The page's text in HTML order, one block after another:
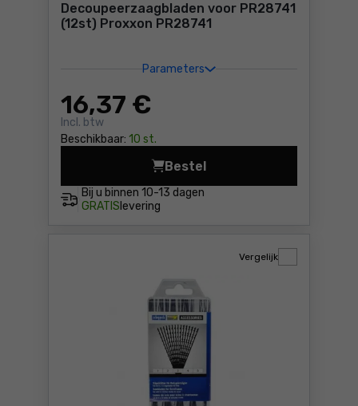
Decoupeerzaagbladen voor PR28741
(12st) Proxxon PR28741
Parameters
16,37 €
Incl. btw
Beschikbaar: 10 st.
Bij u binnen 10-13 dagen
GRATIS levering
Bestel
Decoupeerzaagbladen
Vergelijk